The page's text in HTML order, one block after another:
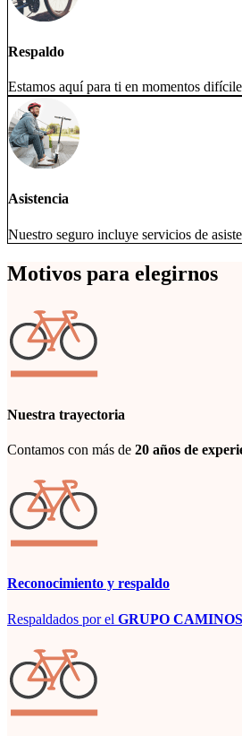
Respaldo
Estamos aquí para ti en momentos
Asistencia
Nuestro seguro incluye servicios de
Motivos para elegirnos
Nuestra trayectoria
Contamos con más de 20 años de
Reconocimiento y respaldo
Respaldados por el GRUPO